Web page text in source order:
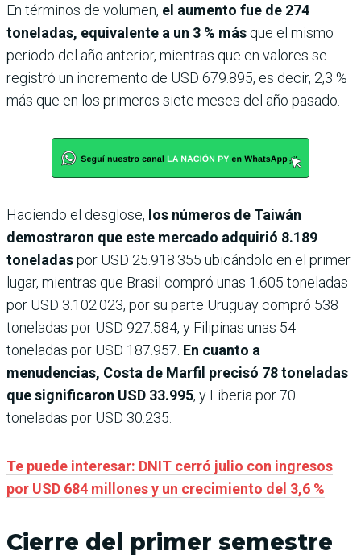
En términos de volumen, el aumento fue de 274
toneladas, equivalente a un 3 % más que el mismo
periodo del año anterior, mientras que en valores se
registró un incremento de USD 679.895, es decir, 2,3 %
más que en los primeros siete meses del año pasado.
Haciendo el desglose, los números de Taiwán
demostraron que este mercado adquirió 8.189
toneladaspor USD 25.918.355 ubicándolo en el primer
lugar, mientras que Brasil compró unas 1.605 toneladas
por USD 3.102.023, por su parte Uruguay compró 538
toneladas por USD 927.584, y Filipinas unas 54
toneladas por USD 187.957. En cuanto a
menudencias, Costa de Marfil precisó 78 toneladas
que significaron USD 33.995, y Liberia por 70
toneladas por USD 30.235.
Te puede interesar: DNIT cerró julio con ingresos
por USD 684 millones y un crecimiento del 3,6 %
Cierre del primer semestre